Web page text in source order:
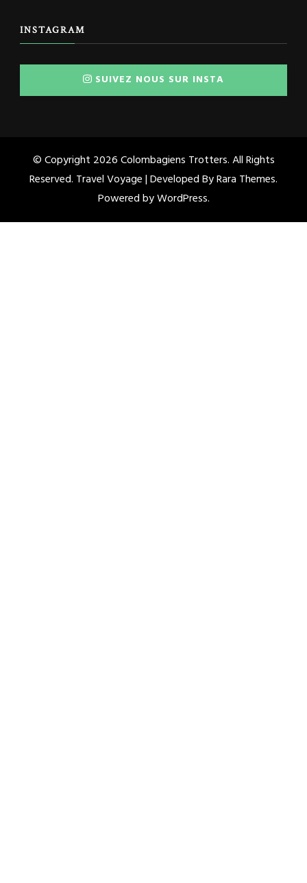
INSTAGRAM
SUIVEZ NOUS SUR INSTA
© Copyright 2026Colombagiens Trotters. All Rights
Reserved. Travel Voyage | Developed ByRara Themes.
Powered byWordPress.